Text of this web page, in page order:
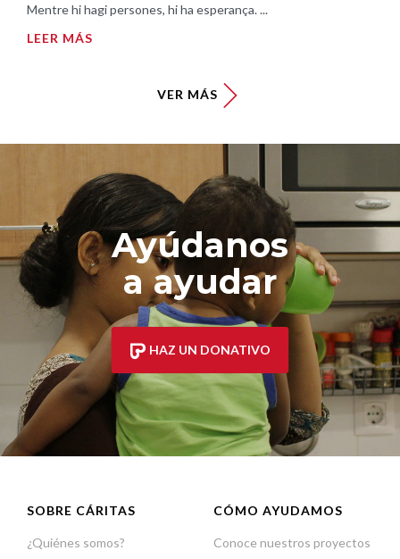
Mentre hi hagi persones, hi ha esperança. ...
LEER MÁS
VER MÁS
Ayúdanos
a ayudar
HAZ UN DONATIVO
SOBRE CÁRITAS
¿Quiénes somos?
CÓMO AYUDAMOS
Conoce nuestros proyectos